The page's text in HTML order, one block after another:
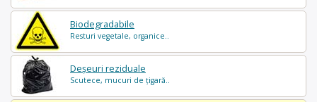
Biodegradabile
Resturi vegetale, organice..
Deșeuri reziduale
Scutece, mucuri de țigară..